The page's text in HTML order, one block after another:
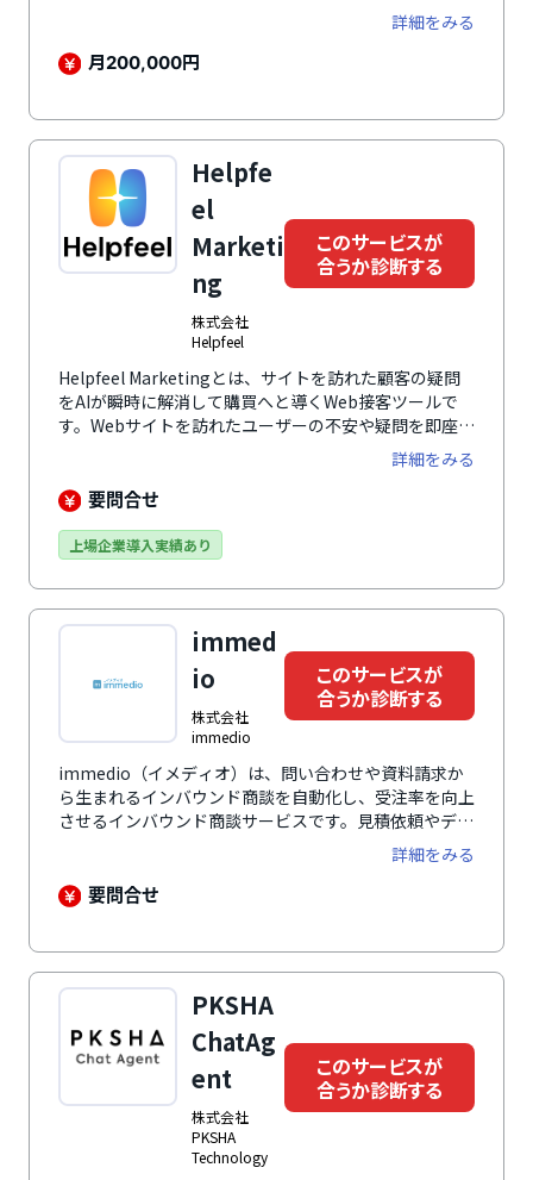
した情報が消えてしまったなどさまざまな理由でユーザ
ーが離脱することを防ぐために、会話形式での入力を採
用しているのが特徴のひとつです。入力内容が一定期間
い設問や選択項目の改善に役立ちます。シナリオやチャ
ットのデザインのABテスト機能も搭載しており、CVR
の高いフォームの作成に貢献します。
詳細をみる
月200,000円
Helpfe
el
Marketi
ng
株式会社
Helpfeel
このサービスが
合うか診断する
Helpfeel Marketingとは、サイトを訪れた顧客の疑問
をAIが瞬時に解消して購買へと導くWeb接客ツールで
す。Webサイトを訪れたユーザーの不安や疑問を即座に
解消し、CVR向上・離脱/カゴ落ち防止を実現。また、
顧客が入力した生の言葉を意図データとして蓄積・分析
し、潜在ニーズの深い理解に基づいた施策立案を可能に
導、AIO最適化まで支援し、売上向上に貢献します。
詳細をみる
要問合せ
上場企業導入実績あり
immed
io
株式会社
immedio
このサービスが
合うか診断する
immedio（イメディオ）は、問い合わせや資料請求か
ら生まれるインバウンド商談を自動化し、受注率を向上
させるインバウンド商談サービスです。見積依頼やデモ
申込に対し、条件に合致する場合のみ即時にポップアッ
プ表示・日程調整を行い、商談化率を最大33％向上さ
せます。商談の自動割り振り、追客の自動化、CRM連
Salesforceとの自動連携も完備し、リソース不足や対応
遅れといった課題を解消します。
詳細をみる
要問合せ
PKSHA
ChatAg
ent
株式会社
PKSHA
Technology
このサービスが
合うか診断する